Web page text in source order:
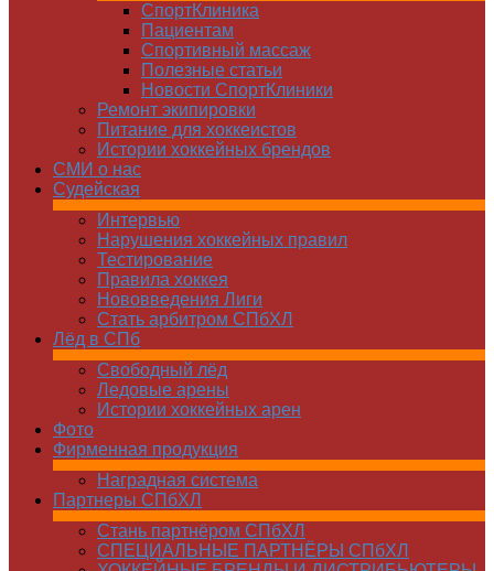
СпортКлиника
Пациентам
Спортивный массаж
Полезные статьи
Новости СпортКлиники
Ремонт экипировки
Питание для хоккеистов
Истории хоккейных брендов
СМИ о нас
Судейская
Интервью
Нарушения хоккейных правил
Тестирование
Правила хоккея
Нововведения Лиги
Стать арбитром СПбХЛ
Лёд в СПб
Свободный лёд
Ледовые арены
Истории хоккейных арен
Фото
Фирменная продукция
Наградная система
Партнеры СПбХЛ
Стань партнёром СПбХЛ
СПЕЦИАЛЬНЫЕ ПАРТНЁРЫ СПбХЛ